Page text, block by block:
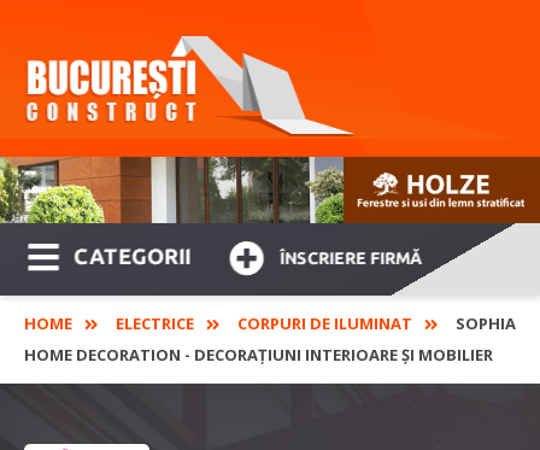
CATEGORII ÎNSCRIERE FIRMĂ
HOME ELECTRICE CORPURI DE ILUMINAT
SOPHIA
HOME DECORATION - DECORAȚIUNI INTERIOARE ȘI MOBILIER